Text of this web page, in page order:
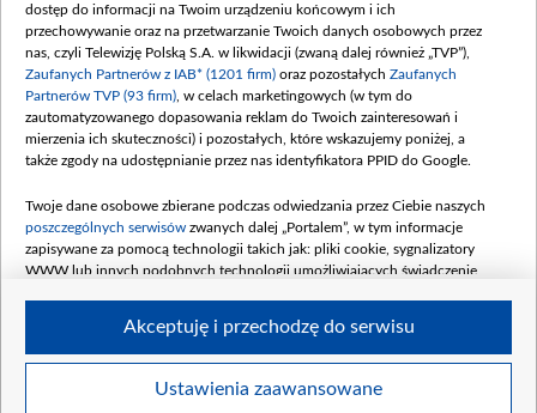
Dofinansowanie 635 783 051,21 PLN
Data podpisania umowy: WRZESIEŃ 2025
(wpłata wrzesień 100 mln, październik 350
mln, listopad 265 mln)
Dofinansowanie 48 862 000,00 PLN
Data podpisania umowy: GRUDZIEŃ 2025
Dofinansowanie 900 000 000,00 PLN
Data podpisania umowy: LUTY 2026 (wpłata
26 lutego 80 mln, 4 marca 370 mln,8
czerwca 90 mln)
dostęp do informacji na Twoim urządzeniu końcowym i ich
przechowywanie oraz na przetwarzanie Twoich danych osobowych przez
nas, czyli Telewizję Polską S.A. w likwidacji (zwaną dalej również „TVP”),
Zaufanych Partnerów z IAB* (1201 firm) oraz pozostałych Zaufanych
Partnerów TVP (93 firm) , w celach marketingowych (w tym do
zautomatyzowanego dopasowania reklam do Twoich zainteresowań i
mierzenia ich skuteczności) i pozostałych, które wskazujemy poniżej, a
także zgody na udostępnianie przez nas identyfikatora PPID do Google.
Twoje dane osobowe zbierane podczas odwiedzania przez Ciebie naszych
poszczególnych serwisów zwanych dalej „Portalem”, w tym informacje
zapisywane za pomocą technologii takich jak: pliki cookie, sygnalizatory
WWW lub innych podobnych technologii umożliwiających świadczenie
Twoje dane osobowe zbierane podczas odwiedzania przez Ciebie
Ustawienia zaawansowane
Akceptuję i przechodzę do serwisu